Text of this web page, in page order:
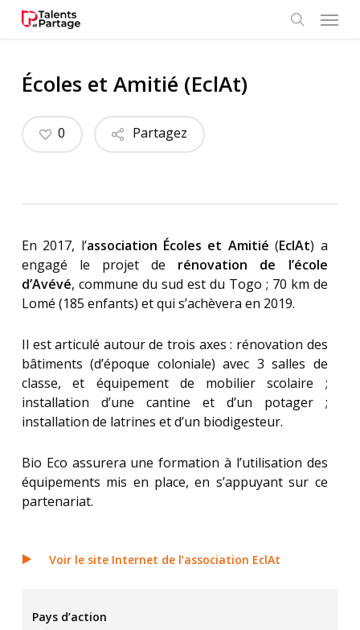
Menu
Écoles et Amitié (EclAt)
Partagez
0
En 2017, l’association Écoles et Amitié (EclAt) a
engagé le projet de rénovation de l’école
d’Avévé, commune du sud est du Togo ; 70 km de
Lomé (185 enfants) et qui s’achèvera en 2019.
Il est articulé autour de trois axes : rénovation des
bâtiments (d’époque coloniale) avec 3 salles de
classe, et équipement de mobilier scolaire ;
installation d’une cantine et d’un potager ;
installation de latrines et d’un biodigesteur.
Bio Eco assurera une formation à l’utilisation des
équipements mis en place, en s’appuyant sur ce
partenariat.
Voir le site Internet de l’association EclAt
Pays d’action